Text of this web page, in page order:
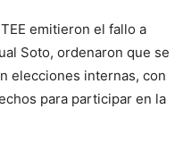
emitieron el fallo a
Soto, ordenaron que se
elecciones internas, con
para participar en la